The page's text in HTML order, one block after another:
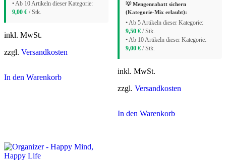
• Ab 10 Artikeln dieser Kategorie:
9,00 € / Stk.
inkl. MwSt.
zzgl. Versandkosten
In den Warenkorb
💡 Mengenrabatt sichern
(Kategorie-Mix erlaubt):
• Ab 5 Artikeln dieser Kategorie:
9,50 €/ Stk.
• Ab 10 Artikeln dieser Kategorie:
9,00 €/ Stk.
inkl. MwSt.
zzgl. Versandkosten
In den Warenkorb